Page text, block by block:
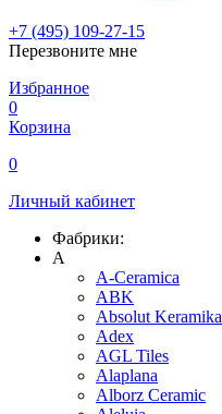
+7 (495) 109-27-15
Перезвоните мне
Избранное
0
Корзина
0
Личный кабинет
Фабрики:
A
A-Ceramica
ABK
Absolut Keramika
Adex
AGL Tiles
Alaplana
Alborz Ceramic